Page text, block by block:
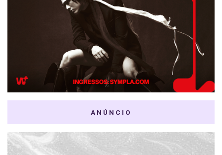
ANÚNCIO